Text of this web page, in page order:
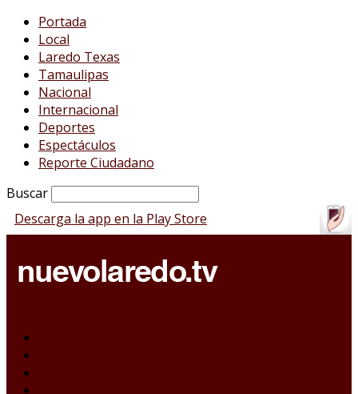
Portada
Local
Laredo Texas
Tamaulipas
Nacional
Internacional
Deportes
Espectáculos
Reporte Ciudadano
Buscar
Descarga la app en la Play Store